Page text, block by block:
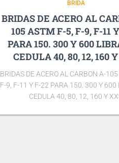
BRIDA
BRIDAS DE ACERO AL
105 ASTM F-5, F-9, F-11
PARA 150. 300 Y 600
CEDULA 40, 80, 12, 160
BRIDAS DE ACERO AL CARBON A-105
F-9, F-11 Y F-22 PARA 150. 300 Y 600
CEDULA 40, 80, 12, 160 Y